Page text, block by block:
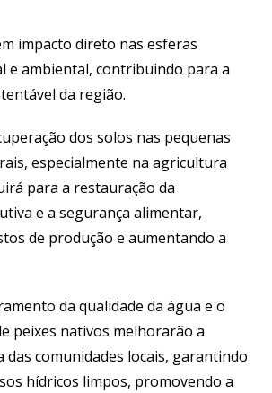
impacto direto nas esferas
e ambiental, contribuindo para a
da região.
dos solos nas pequenas
especialmente na agricultura
para a restauração da
e a segurança alimentar,
de produção e aumentando a
da qualidade da água e o
peixes nativos melhorarão a
das comunidades locais, garantindo
hídricos limpos, promovendo a